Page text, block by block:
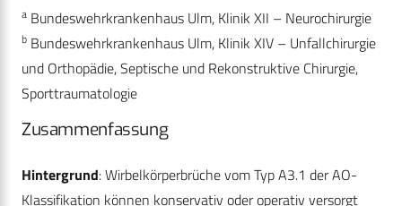
a Bundeswehrkrankenhaus Ulm, Klinik XII – Neurochirurgie
b Bundeswehrkrankenhaus Ulm, Klinik XIV – Unfallchirurgie
und Orthopädie, Septische und Rekonstruktive Chirurgie,
Sporttraumatologie
Zusammenfassung
Hintergrund: Wirbelkörperbrüche vom Typ A3.1 der AO-
Klassifikation können konservativ oder operativ versorgt